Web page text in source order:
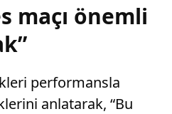
maçı önemli
performansla
anlatarak, “Bu